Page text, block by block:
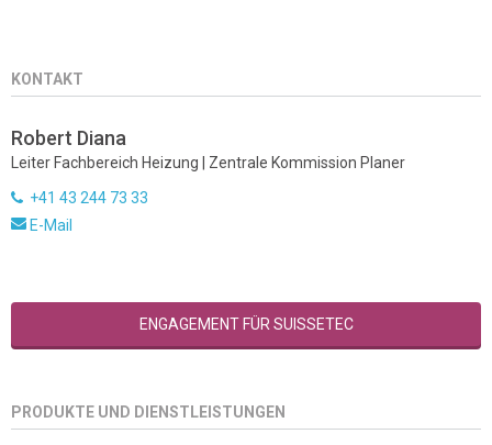
KONTAKT
Robert Diana
Leiter Fachbereich Heizung | Zentrale Kommission Planer
+41 43 244 73 33
E-Mail
ENGAGEMENT FÜR SUISSETEC
PRODUKTE UND DIENSTLEISTUNGEN